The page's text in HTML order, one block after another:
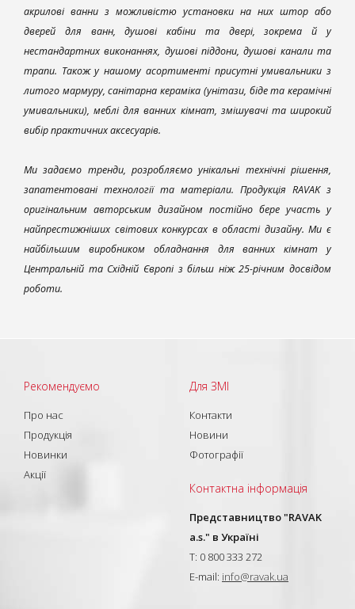
акрилові ванни з можливістю установки на них штор або
дверей для ванн, душові кабіни та двері, зокрема й у
нестандартних виконаннях, душові піддони, душові канали та
трапи. Також у нашому асортименті присутні умивальники з
литого мармуру, санітарна кераміка (унітази, біде та керамічні
умивальники), меблі для ванних кімнат, змішувачі та широкий
вибір практичних аксесуарів.
Ми задаємо тренди, розробляємо унікальні технічні рішення,
запатентовані технології та матеріали. Продукція RAVAK з
оригінальним авторським дизайном постійно бере участь у
найпрестижніших світових конкурсах в області дизайну. Ми є
найбільшим виробником обладнання для ванних кімнат у
Центральній та Східній Європі з більш ніж 25-річним досвідом
роботи.
Рекомендуємо
Про нас
Продукція
Новинки
Акції
Для ЗМІ
Контакти
Новини
Фотографії
Контактна інформація
Представництво "RAVAK
a.s." в Україні
T: 0 800 333 272
E-mail: info@ravak.ua